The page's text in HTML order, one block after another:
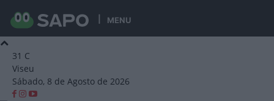
MENU
31 C
Viseu
Sábado, 8 de Agosto de 2026